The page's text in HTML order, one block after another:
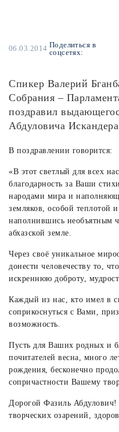
06.03.2014 Поделиться в
соцсетях:
Спикер Валерий
Собрания –
поздравил
Абдуловича
В поздравлении говорится:
«В этот светлый для всех
благодарность за Ваши
народами мира и
земляков, особой теплотой и
наполнившись необъятным
абхазской земле.
Через своё уникальное
донести человечеству то,
искреннюю доброту,
Каждый из нас, кто имел в
соприкоснуться с Вами,
возможность.
Пусть для Ваших родных и
почитателей весна, много
рождения, бесконечно
сопричастности Вашему
Дорогой Фазиль
творческих озарений,